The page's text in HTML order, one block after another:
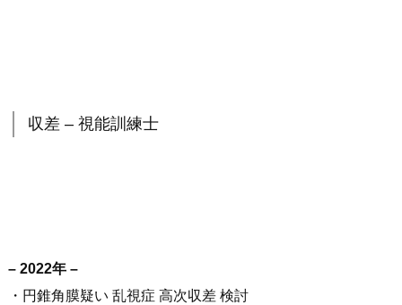
収差 – 視能訓練士
– 2022年 –
・円錐角膜疑い 乱視症 高次収差 検討